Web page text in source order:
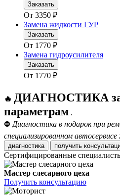
Заказать
От 3350 ₽
Замена жидкости ГУР
Заказать
От 1770 ₽
Замена гидроусилителя
Заказать
От 1770 ₽
🔥 ДИАГНОСТИКА за
параметрам .
⛔ Диагностика в подарок при
специализированном автосервисе
диагностика получить
Сертифицированные
Мастер слесарного цеха
Получить консультацию